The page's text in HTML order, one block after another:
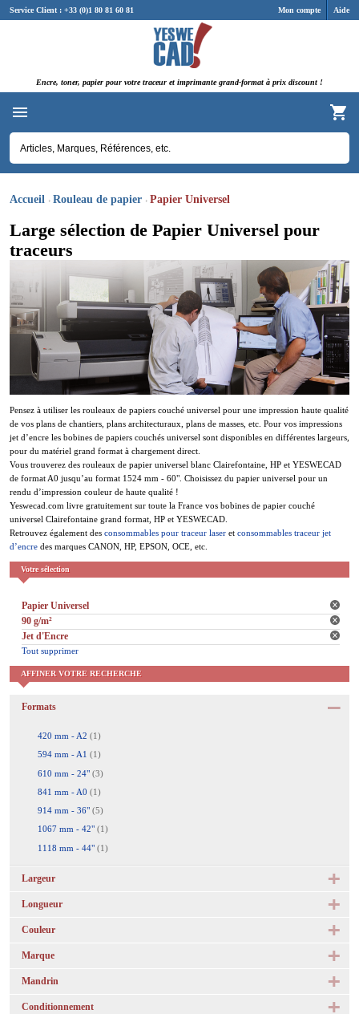
Mon compte Aide
Service Client : +33 (0)1 80 81 60 81
Encre, toner, papier pour votre traceur et imprimante grand-format à prix discount !
Accueil Rouleau de papier Papier Universel
Large sélection de Papier Universel pour
traceurs
Pensez à utiliser les rouleaux de papiers couché universel pour une impression haute qualité
de vos plans de chantiers, plans architecturaux, plans de masses, etc. Pour vos impressions
jet d’encre les bobines de papiers couchés universel sont disponibles en différentes largeurs,
pour du matériel grand format à chargement direct.
Vous trouverez des rouleaux de papier universel blanc Clairefontaine, HP et YESWECAD
de format A0 jusqu’au format 1524 mm - 60". Choisissez du papier universel pour un
rendu d’impression couleur de haute qualité !
Yeswecad.com livre gratuitement sur toute la France vos bobines de papier couché
universel Clairefontaine grand format, HP et YESWECAD.
Retrouvez également des consommables pour traceur laser et consommables traceur jet
d’encre des marques CANON, HP, EPSON, OCE, etc.
Votre sélection
Papier Universel
90 g/m²
Jet d'Encre
Tout supprimer
AFFINER VOTRE RECHERCHE
Formats
420 mm - A2 (1)
594 mm - A1 (1)
610 mm - 24" (3)
841 mm - A0 (1)
914 mm - 36" (5)
1067 mm - 42" (1)
1118 mm - 44" (1)
Largeur
Longueur
Couleur
Marque
Mandrin
Conditionnement
Panneau de gestion des cookies